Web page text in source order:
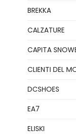
BREKKA
CALZATURE
CAPITA
CLIENTI DEL
DCSHOES
EA7
ELISKI